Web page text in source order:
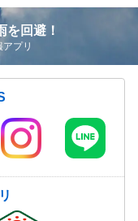
を回避！
プリ